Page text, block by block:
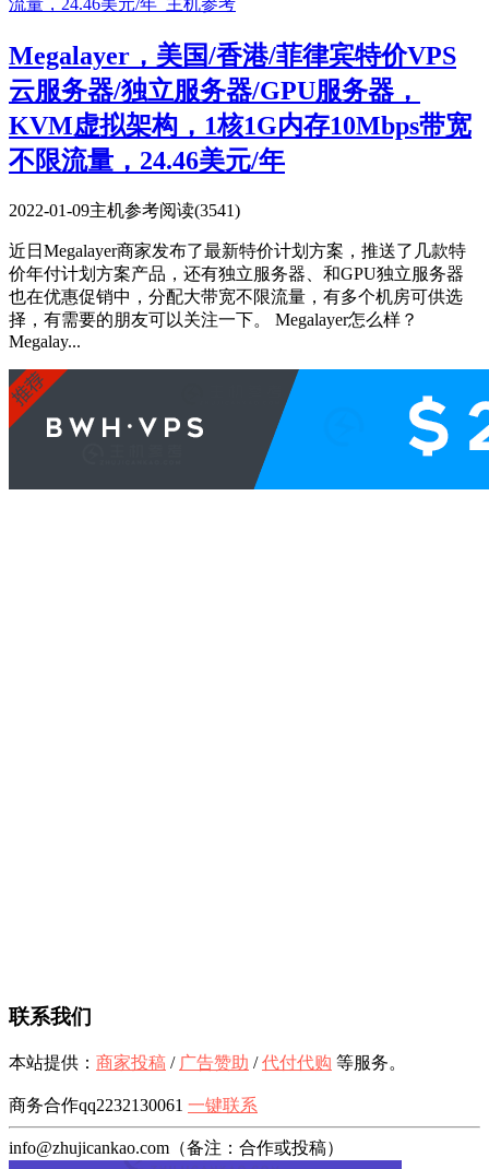
Megalayer，美国/香港/菲律宾特价VPS
云服务器/独立服务器/GPU服务器，
KVM虚拟架构，1核1G内存10Mbps带宽
不限流量，24.46美元/年
2022-01-09主机参考阅读(3541)
近日Megalayer商家发布了最新特价计划方案，推送了几款特
价年付计划方案产品，还有独立服务器、和GPU独立服务器
也在优惠促销中，分配大带宽不限流量，有多个机房可供选
择，有需要的朋友可以关注一下。 Megalayer怎么样？
Megalay...
联系我们
本站提供： 商家投稿 / 广告赞助 /代付代购 等服务。
商务合作qq2232130061 一键联系
info@zhujicankao.com（备注：合作或投稿）